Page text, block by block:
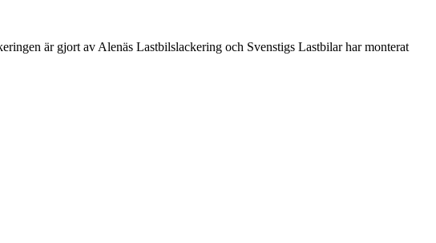
är gjort av Alenäs Lastbilslackering och Svenstigs Lastbilar har monterat